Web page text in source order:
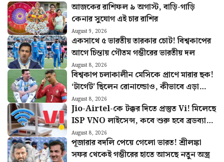
আজকের রাশিফল ৯ অগাস্ট, বাড়ি-গাড়ি
কেনার সুযোগ এই চার রাশির
August 9, 2026
একসাথে ৫ ভারতীয় তারকার চোট! বিশ্বকাপের
আগে চিন্তায় গৌতম গম্ভীরের ভারতীয় দল
August 8, 2026
বিশ্বকাপ চলাকালীন মেসিকে প্রাণে মারার ছক!
‘টার্গেট’ ছিলেন রোনাল্ডোও, কীভাবে এড়ানো
গেল হামলা?
August 8, 2026
Jio-Airtel-কে টক্কর দিতে প্রস্তুত Vi! মিলেছে
ISP VNO লাইসেন্স, কবে শুরু হবে ব্রডব্যান্ড
সার্ভিস?
August 8, 2026
পূজারার বদলি পেয়ে গেলো ভারত! শ্রীলঙ্কা
সফর থেকেই গম্ভীরের হাতে আসছে নতুন অস্ত্র